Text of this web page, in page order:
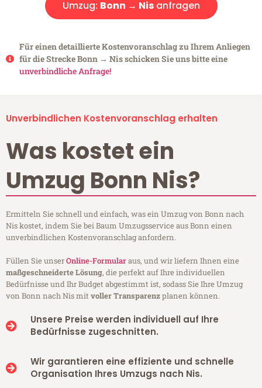
Umzug: Bonn → Nisanfragen
Für einen detaillierte Kostenvoranschlag zu Ihrem Anliegen
für die Strecke Bonn → Nis schicken Sie uns bitte eine
unverbindliche Anfrage!
Unverbindlichen Kostenvoranschlag erhalten
Was kostet ein
Umzug Bonn Nis?
Ermitteln Sie schnell und einfach, was ein Umzug von Bonn nach
Nis kostet, indem Sie bei Baum Umzugsservice aus Bonn einen
unverbindlichen Kostenvoranschlag anfordern.
Füllen Sie unserOnline-Formularaus, und wir liefern Ihnen eine
maßgeschneiderte Lösung, die perfekt auf Ihre individuellen
Bedürfnisse und Ihr Budget abgestimmt ist, sodass Sie Ihre Umzug
von Bonn nach Nis mitvoller Transparenzplanen können.
Unsere Preise werden individuell auf Ihre
Bedürfnisse zugeschnitten.
Wir garantieren eine effiziente und schnelle
Organisation Ihres Umzugs nach Nis.